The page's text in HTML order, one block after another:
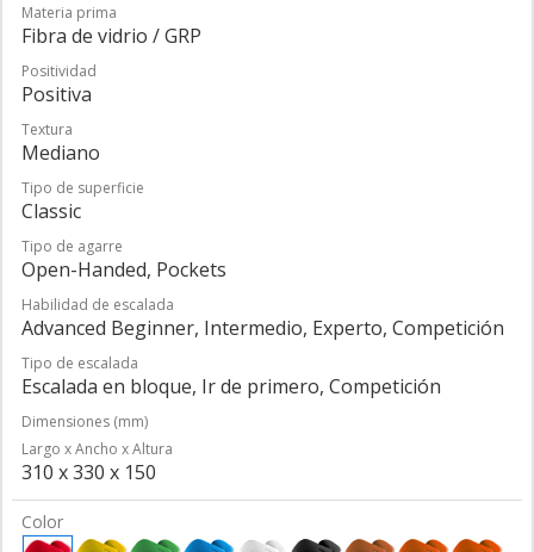
Materia prima
Fibra de vidrio / GRP
Positividad
Positiva
Textura
Mediano
Tipo de superficie
Classic
Tipo de agarre
Open-Handed, Pockets
Habilidad de escalada
Advanced Beginner, Intermedio, Experto, Competición
Tipo de escalada
Escalada en bloque, Ir de primero, Competición
Dimensiones (mm)
Largo x Ancho x Altura
310 x 330 x 150
Color